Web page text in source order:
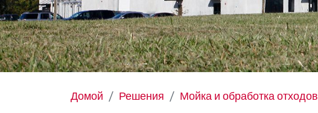
Домой Решения Мойка и обработка отходов